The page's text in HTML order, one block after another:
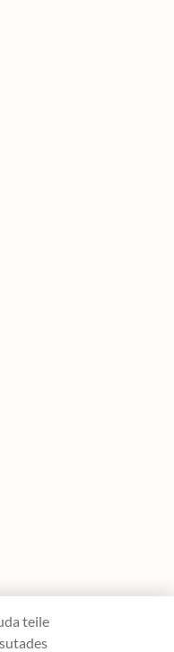
veetmise jaoks
toidukohti
teile